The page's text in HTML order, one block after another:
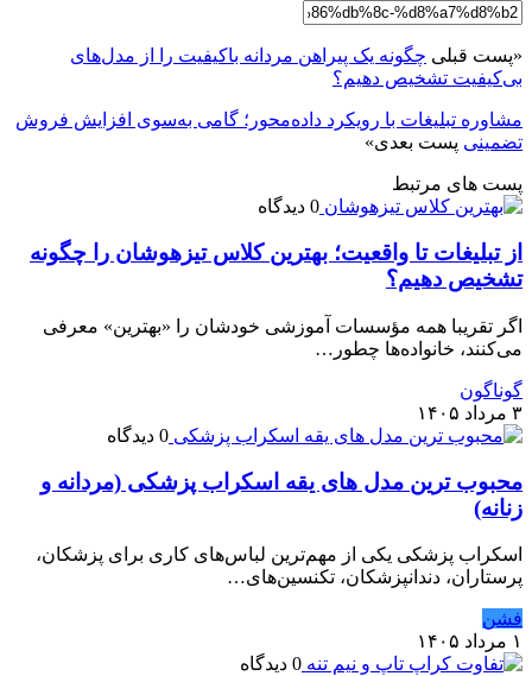
«پست قبلی چگونه یک پیراهن مردانه باکیفیت را از مدل‌های
بی‌کیفیت تشخیص دهیم؟
مشاوره تبلیغات با رویکرد داده‌محور؛ گامی به‌سوی افزایش فروش
تضمینی پست بعدی»
پست های مرتبط
0 دیدگاه
از تبلیغات تا واقعیت؛ بهترین کلاس تیزهوشان را چگونه
تشخیص دهیم؟
اگر تقریبا همه مؤسسات آموزشی خودشان را «بهترین» معرفی
می‌کنند، خانواده‌ها چطور…
گوناگون
۳ مرداد ۱۴۰۵
0 دیدگاه
محبوب ترین مدل های یقه اسکراب پزشکی (مردانه و
زنانه)
اسکراب پزشکی یکی از مهم‌ترین لباس‌های کاری برای پزشکان،
پرستاران، دندانپزشکان، تکنسین‌های…
فشن
۱ مرداد ۱۴۰۵
0 دیدگاه